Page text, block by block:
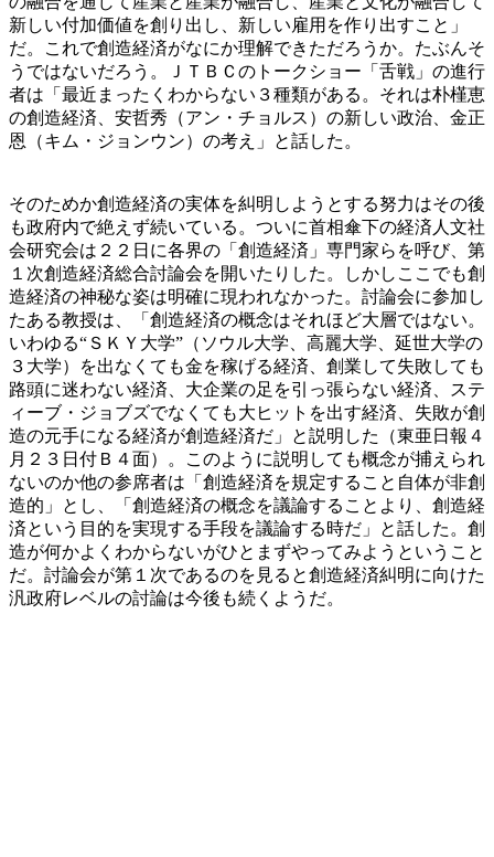
新しい付加価値を創り出し、新しい雇用を作り出すこと」
だ。これで創造経済がなにか理解できただろうか。たぶんそ
うではないだろう。ＪＴＢＣのトークショー「舌戦」の進行
者は「最近まったくわからない３種類がある。それは朴槿恵
の創造経済、安哲秀（アン・チョルス）の新しい政治、金正
恩（キム・ジョンウン）の考え」と話した。
そのためか創造経済の実体を糾明しようとする努力はその後
も政府内で絶えず続いている。ついに首相傘下の経済人文社
会研究会は２２日に各界の「創造経済」専門家らを呼び、第
１次創造経済総合討論会を開いたりした。しかしここでも創
造経済の神秘な姿は明確に現われなかった。討論会に参加し
たある教授は、「創造経済の概念はそれほど大層ではない。
いわゆる“ＳＫＹ大学”（ソウル大学、高麗大学、延世大学の
３大学）を出なくても金を稼げる経済、創業して失敗しても
路頭に迷わない経済、大企業の足を引っ張らない経済、ステ
ィーブ・ジョブズでなくても大ヒットを出す経済、失敗が創
造の元手になる経済が創造経済だ」と説明した（東亜日報４
月２３日付Ｂ４面）。このように説明しても概念が捕えられ
ないのか他の参席者は「創造経済を規定すること自体が非創
造的」とし、「創造経済の概念を議論することより、創造経
済という目的を実現する手段を議論する時だ」と話した。創
造が何かよくわからないがひとまずやってみようということ
だ。討論会が第１次であるのを見ると創造経済糾明に向けた
汎政府レベルの討論は今後も続くようだ。